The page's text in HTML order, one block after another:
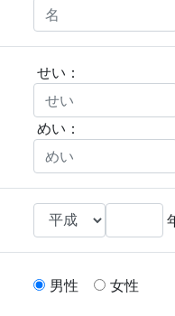
せい：
めい：
男性 女性